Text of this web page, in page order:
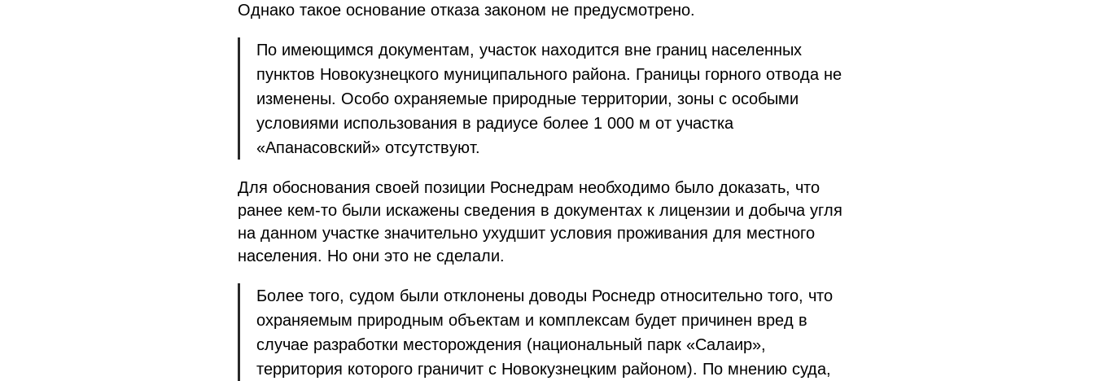
Однако такое основание отказа законом не предусмотрено.
По имеющимся документам, участок находится вне границ населенных
пунктов Новокузнецкого муниципального района. Границы горного отвода не
изменены. Особо охраняемые природные территории, зоны с особыми
условиями использования в радиусе более 1 000 м от участка
«Апанасовский» отсутствуют.
Для обоснования своей позиции Роснедрам необходимо было доказать, что
ранее кем-то были искажены сведения в документах к лицензии и добыча угля
на данном участке значительно ухудшит условия проживания для местного
населения. Но они это не сделали.
Более того, судом были отклонены доводы Роснедр относительно того, что
охраняемым природным объектам и комплексам будет причинен вред в
случае разработки месторождения (национальный парк «Салаир»,
территория которого граничит с Новокузнецким районом). По мнению суда,